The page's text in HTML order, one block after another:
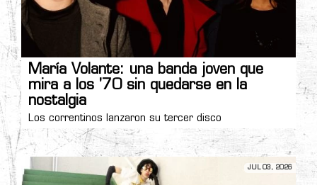
María Volante: una banda joven que
mira a los '70 sin quedarse en la
nostalgia
Los correntinos lanzaron su tercer disco
JUL 03, 2026